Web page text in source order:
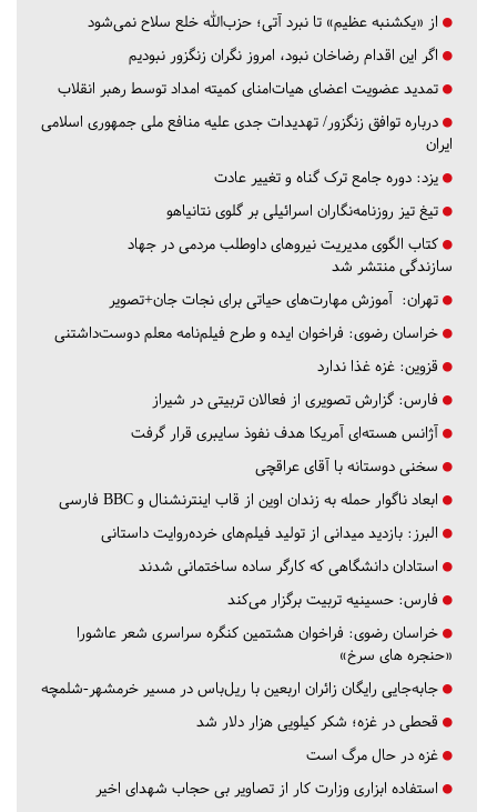
از «یکشنبه عظیم» تا نبرد آتی؛ حزب‌الله خلع سلاح نمی‌شود
اگر این اقدام رضاخان نبود، امروز نگران زنگزور نبودیم
تمدید عضویت اعضای هیات‌امنای کمیته امداد توسط رهبر انقلاب
درباره توافق زنگزور/ تهدیدات جدی علیه منافع ملی جمهوری اسلامی
ایران
یزد: دوره جامع ترک گناه و تغییر عادت
تیغ تیز روزنامه‌نگاران اسرائیلی بر گلوی نتانیاهو
کتاب الگوی مدیریت نیروهای داوطلب مردمی در جهاد
سازندگی منتشر شد
تهران: آموزش مهارت‌های حیاتی برای نجات جان+تصویر
خراسان رضوی: فراخوان ایده و طرح فیلم‌نامه معلم دوست‌داشتنی
قزوین: غزه غذا ندارد
فارس: گزارش تصویری از فعالان تربیتی در شیراز
آژانس هسته‌ای آمریکا هدف نفوذ سایبری قرار گرفت
سخنی دوستانه با آقای عراقچی
ابعاد ناگوار حمله به زندان اوین از قاب اینترنشنال و BBC فارسی
البرز: بازدید میدانی از تولید فیلم‌های خرده‌روایت داستانی
استادان دانشگاهی که کارگر ساده ساختمانی شدند
فارس: حسینیه تربیت برگزار می‌کند
خراسان رضوی: فراخوان هشتمین کنگره سراسری شعر عاشورا
«حنجره های سرخ»
جابه‌جایی رایگان زائران اربعین با ریل‌باس در مسیر خرمشهر-شلمچه
قحطی در غزه؛ شکر کیلویی هزار دلار شد
غزه در حال مرگ است
استفاده ابزاری وزارت کار از تصاویر بی حجاب شهدای اخیر